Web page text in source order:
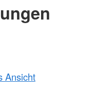
Ansicht